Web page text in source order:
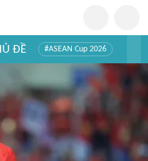
ĐỀ #ASEAN Cup 2026